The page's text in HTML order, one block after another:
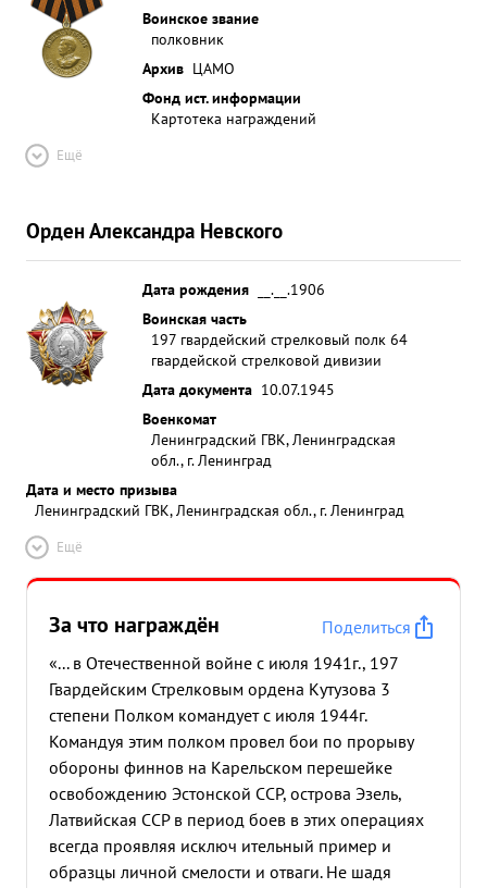
Воинское звание
полковник
Архив ЦАМО
Фонд ист. информации
Картотека награждений
Ещё
Орден Александра Невского
Дата рождения
__.__.1906
Воинская часть
197 гвардейский стрелковый полк 64
гвардейской стрелковой дивизии
Дата документа 10.07.1945
Военкомат
Ленинградский ГВК, Ленинградская
обл., г. Ленинград
Дата и место призыва
Ленинградский ГВК, Ленинградская обл., г. Ленинград
Ещё
За что награждён
Поделиться
«... в Отечественной войне с июля 1941г., 197
Гвардейским Стрелковым ордена Кутузова 3
степени Полком командует с июля 1944г.
Командуя этим полком провел бои по прорыву
обороны финнов на Карельском перешейке
освобождению Эстонской ССР, острова Эзель,
Латвийская ССР в период боев в этих операциях
всегда проявляя исключ ительный пример и
образцы личной смелости и отваги. Не шадя